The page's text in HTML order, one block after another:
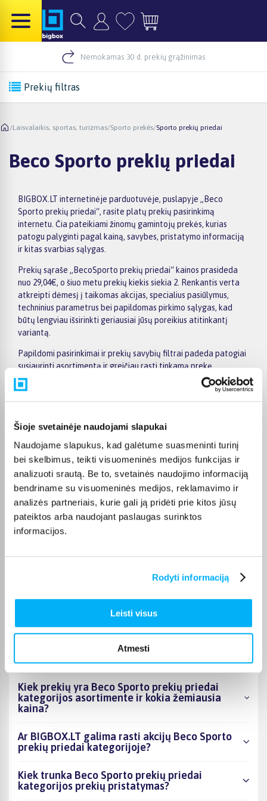
Šioje svetainėje naudojami slapukai
Naudojame slapukus, kad galėtume suasmeninti turinį
bei skelbimus, teikti visuomeninės medijos funkcijas ir
analizuoti srautą. Be to, svetainės naudojimo informaciją
bendriname su visuomeninės medijos, reklamavimo ir
analizės partneriais, kurie gali ją pridėti prie kitos jūsų
pateiktos arba naudojant paslaugas surinktos
informacijos.
Rodyti informaciją
Leisti visus
Atmesti
Nemokamas 30 d. prekių grąžinimas
Prekių filtras
/Laisvalaikis, sportas, turizmas/Sporto prekės/Sporto prekių priedai
Beco Sporto prekių priedai
BIGBOX.LT internetinėje parduotuvėje, puslapyje „Beco
Sporto prekių priedai“, rasite platų prekių pasirinkimą
internetu. Čia pateikiami žinomų gamintojų prekės, kurias
patogu palyginti pagal kainą, savybes, pristatymo informaciją
ir kitas svarbias sąlygas.
Prekių sąraše „BecoSporto prekių priedai“ kainos prasideda
nuo 29,04€, o šiuo metu prekių kiekis siekia 2. Renkantis verta
atkreipti dėmesį į taikomas akcijas, specialius pasiūlymus,
techninius parametrus bei papildomas pirkimo sąlygas, kad
būtų lengviau išsirinkti geriausiai jūsų poreikius atitinkantį
variantą.
Papildomi pasirinkimai ir prekių savybių filtrai padeda patogiai
susiaurinti asortimentą ir greičiau rasti tinkamą prekę.
Peržiūrėkite „BecoSporto prekių priedai“ pasiūlymus
BIGBOX.LT, palyginkite prekes ir pirkite internetu patogiai.
Pasirinktą prekę pristatysime per jos aprašyme nurodytą
Pirkėjų atsiliepimai apie prekes
Vygantas G.
Patvirtintas pirkėjas
Kokie Beco Sporto prekių priedai kategorijoje
Kiek prekių yra Beco Sporto prekių priedai
kategorijos asortimente ir kokia žemiausia
kaina?
Ar BIGBOX.LT galima rasti akcijų Beco Sporto
prekių priedai kategorijoje?
Kiek trunka Beco Sporto prekių priedai
kategorijos prekių pristatymas?